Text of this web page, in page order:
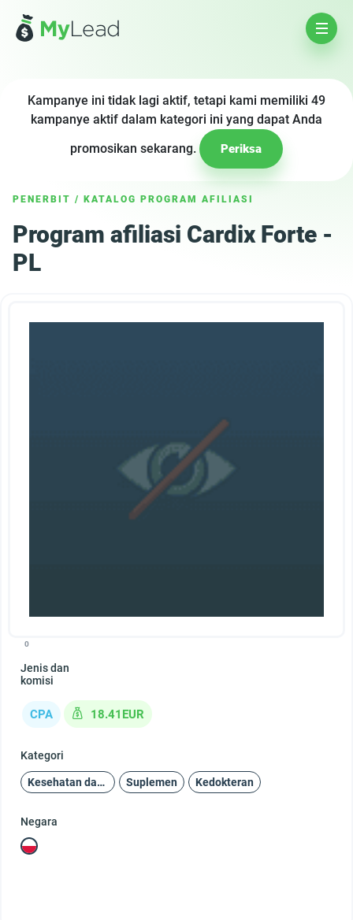
Kampanye ini tidak lagi aktif, tetapi kami memiliki 49
kampanye aktif dalam kategori ini yang dapat Anda
promosikan sekarang.
Periksa
PENERBIT / KATALOG PROGRAM AFILIASI
Program afiliasi Cardix Forte -
PL
0
Jenis dan
komisi
CPA 18.41EUR
Kategori
Kesehatan dan Kecantikan Suplemen Kedokteran
Negara